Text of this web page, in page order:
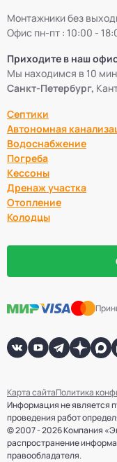
Монтажники без
Офис пн-пт : 10:00 -
Приходите в наш
Мы находимся в 10
Санкт-Петербург,
Септики
Автономная
Водоснабжение
Погреба
Кессоны
Дренаж участка
Отопление
Колодцы
Информация не является
проведения работ
© 2007 - 2026 Компания
распространение
правообладателя.
Карта сайтаПолитика